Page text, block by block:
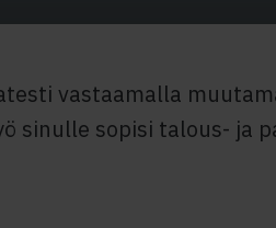
vastaamalla
sinulle sopisi talous- ja